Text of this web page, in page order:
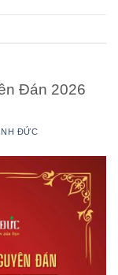
Đán 2026
ĐỨC